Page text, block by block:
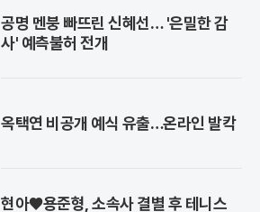
공명 멘붕 빠뜨린 신혜선… '은밀한 감
사' 예측불허 전개
옥택연 비공개 예식 유출…온라인 발칵
현아♥용준형, 소속사 결별 후 테니스